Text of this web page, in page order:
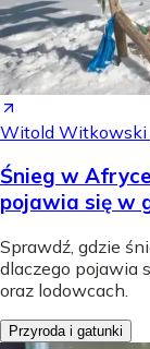
Witold Witkowski
Śnieg w
pojawia się w
Sprawdź, gdzie
dlaczego pojawia
oraz lodowcach.
Przyroda i gatunki